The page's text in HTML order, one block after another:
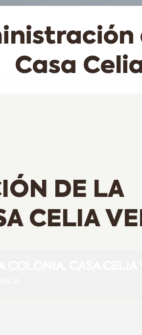
Casa
DE LA
CELIA